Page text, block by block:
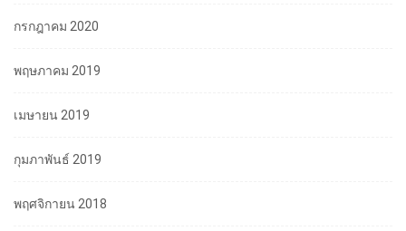
กรกฎาคม 2020
พฤษภาคม 2019
เมษายน 2019
กุมภาพันธ์ 2019
พฤศจิกายน 2018